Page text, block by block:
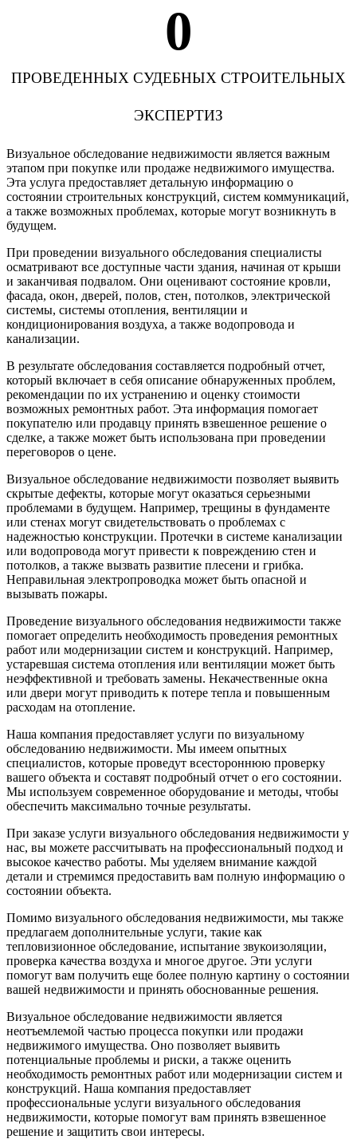
0
ПРОВЕДЕННЫХ СУДЕБНЫХ СТРОИТЕЛЬНЫХ
ЭКСПЕРТИЗ
Визуальное обследование недвижимости является важным
этапом при покупке или продаже недвижимого имущества.
Эта услуга предоставляет детальную информацию о
состоянии строительных конструкций, систем коммуникаций,
а также возможных проблемах, которые могут возникнуть в
будущем.
При проведении визуального обследования специалисты
осматривают все доступные части здания, начиная от крыши
и заканчивая подвалом. Они оценивают состояние кровли,
фасада, окон, дверей, полов, стен, потолков, электрической
системы, системы отопления, вентиляции и
кондиционирования воздуха, а также водопровода и
канализации.
В результате обследования составляется подробный отчет,
который включает в себя описание обнаруженных проблем,
рекомендации по их устранению и оценку стоимости
возможных ремонтных работ. Эта информация помогает
покупателю или продавцу принять взвешенное решение о
сделке, а также может быть использована при проведении
переговоров о цене.
Визуальное обследование недвижимости позволяет выявить
скрытые дефекты, которые могут оказаться серьезными
проблемами в будущем. Например, трещины в фундаменте
или стенах могут свидетельствовать о проблемах с
надежностью конструкции. Протечки в системе канализации
или водопровода могут привести к повреждению стен и
потолков, а также вызвать развитие плесени и грибка.
Неправильная электропроводка может быть опасной и
вызывать пожары.
Проведение визуального обследования недвижимости также
помогает определить необходимость проведения ремонтных
работ или модернизации систем и конструкций. Например,
устаревшая система отопления или вентиляции может быть
неэффективной и требовать замены. Некачественные окна
или двери могут приводить к потере тепла и повышенным
расходам на отопление.
Наша компания предоставляет услуги по визуальному
обследованию недвижимости. Мы имеем опытных
специалистов, которые проведут всестороннюю проверку
вашего объекта и составят подробный отчет о его состоянии.
Мы используем современное оборудование и методы, чтобы
обеспечить максимально точные результаты.
При заказе услуги визуального обследования недвижимости у
нас, вы можете рассчитывать на профессиональный подход и
высокое качество работы. Мы уделяем внимание каждой
детали и стремимся предоставить вам полную информацию о
состоянии объекта.
Помимо визуального обследования недвижимости, мы также
предлагаем дополнительные услуги, такие как
тепловизионное обследование, испытание звукоизоляции,
проверка качества воздуха и многое другое. Эти услуги
помогут вам получить еще более полную картину о состоянии
вашей недвижимости и принять обоснованные решения.
Визуальное обследование недвижимости является
неотъемлемой частью процесса покупки или продажи
недвижимого имущества. Оно позволяет выявить
потенциальные проблемы и риски, а также оценить
необходимость ремонтных работ или модернизации систем и
конструкций. Наша компания предоставляет
профессиональные услуги визуального обследования
недвижимости, которые помогут вам принять взвешенное
решение и защитить свои интересы.